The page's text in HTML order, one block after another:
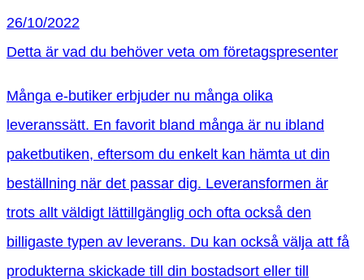
26/10/2022
Detta är vad du behöver veta om företagspresenter
Många e-butiker erbjuder nu många olika
leveranssätt. En favorit bland många är nu ibland
paketbutiken, eftersom du enkelt kan hämta ut din
beställning när det passar dig. Leveransformen är
trots allt väldigt lättillgänglig och ofta också den
billigaste typen av leverans. Du kan också välja att få
produkterna skickade till din bostadsort eller till